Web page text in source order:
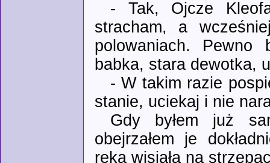
- Tak, Ojcze
stracham, a
polowaniach. Pewno
babka, stara dewotka,
- W takim razie
stanie, uciekaj i nie
Gdy byłem już
obejrzałem je
ręka wisiała na